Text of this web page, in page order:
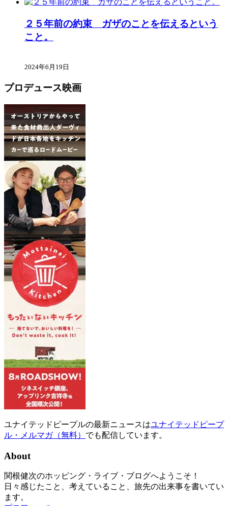
２５年前の約束 ガザのことを伝えるという
こと。
2024年6月19日
プロデュース映画
ユナイテッドピープルの最新ニュースはユナイテッドピープ
ル・メルマガ（無料） でも配信しています。
About
関根健次のホッピング・ライブ・ブログへようこそ！
日々感じたこと、考えていること、旅先の出来事を書いてい
ます。